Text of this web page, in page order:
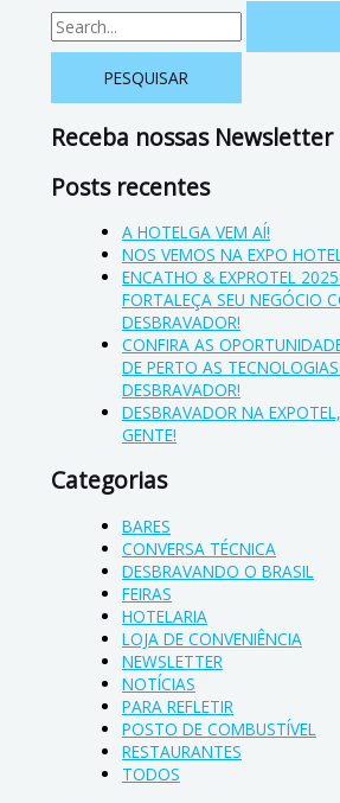
Receba nossas Newsletter
Posts recentes
A HOTELGA VEM AÍ!
NOS VEMOS NA EXPO
ENCATHO & EXPROTEL
FORTALEÇA SEU NEGÓCIO
DESBRAVADOR!
CONFIRA AS
DE PERTO AS
DESBRAVADOR!
DESBRAVADOR NA
GENTE!
Categorias
BARES
CONVERSA TÉCNICA
DESBRAVANDO O BRASIL
FEIRAS
HOTELARIA
LOJA DE CONVENIÊNCIA
NEWSLETTER
NOTÍCIAS
PARA REFLETIR
POSTO DE COMBUSTÍVEL
RESTAURANTES
TODOS